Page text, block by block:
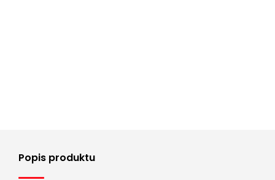
Popis produktu